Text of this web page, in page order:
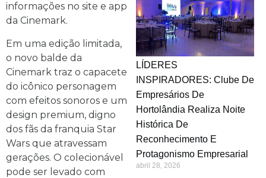
informações no site e app
da Cinemark.
Em uma edição limitada,
o novo balde da
Cinemark traz o capacete
do icônico personagem
com efeitos sonoros e um
design premium, digno
dos fãs da franquia Star
Wars que atravessam
gerações. O colecionável
pode ser levado com
LÍDERES
INSPIRADORES: Clube De
Empresários De
Hortolândia Realiza Noite
Histórica De
Reconhecimento E
Protagonismo Empresarial
abril 28, 2026